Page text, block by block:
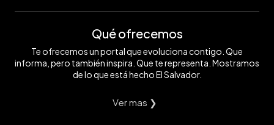
Qué ofrecemos
Te ofrecemos un portal que evoluciona contigo. Que
informa, pero también inspira. Que te representa. Mostramos
de lo que está hecho El Salvador.
Ver mas ❯